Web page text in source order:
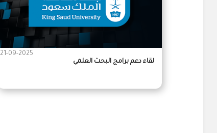
21-09-2025
لقاء دعم برامج البحث العلمي